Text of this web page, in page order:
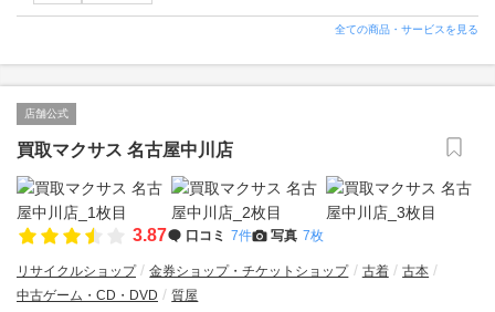
全ての商品・サービスを見る
店舗公式
買取マクサス 名古屋中川店
3.87 口コミ 7件 写真 7枚
リサイクルショップ 金券ショップ・チケットショップ 古着
古本
中古ゲーム・CD・DVD
質屋